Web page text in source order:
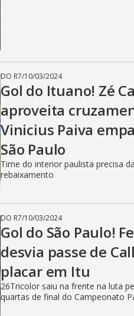
DO R7/10/03/2024
Gol do Ituano! Zé
aproveita
Vinicius Paiva
São Paulo
Time do interior paulista precisa
rebaixamento
DO R7/10/03/2024
Gol do São Paulo!
desvia passe de
placar em Itu
26Tricolor saiu na frente na luta
quartas de final do Campeonato